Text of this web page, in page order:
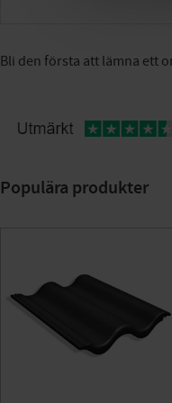
Bli den första att lämna ett
Populära produkter